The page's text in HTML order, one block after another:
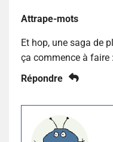
Attrape-mots
Et hop, une saga de
ça commence à faire
Répondre